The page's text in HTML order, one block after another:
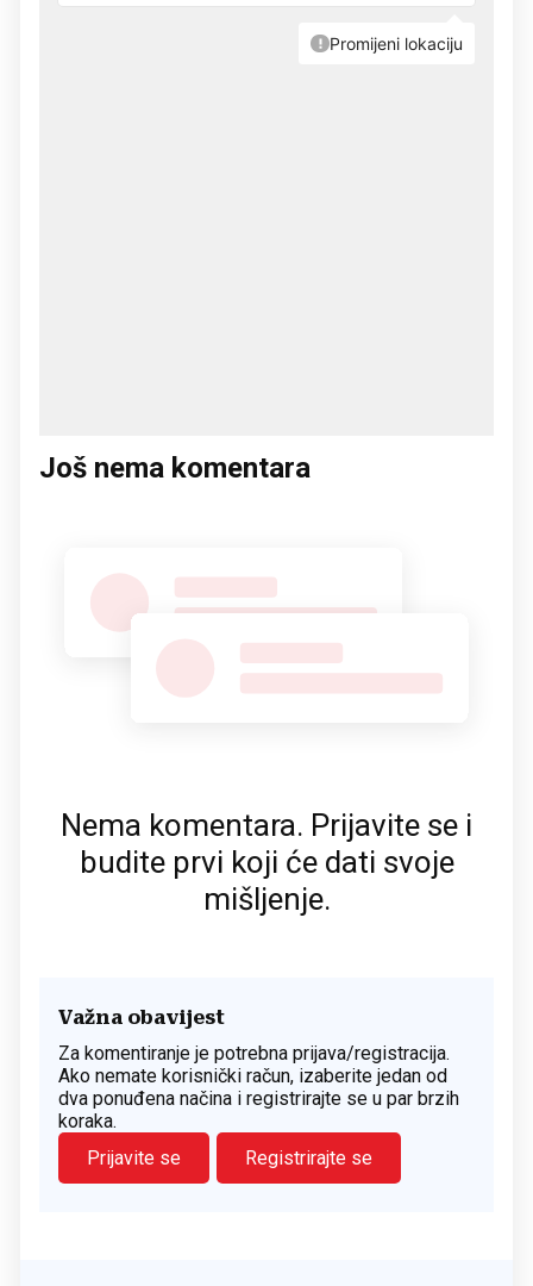
Još nema komentara
Nema komentara. Prijavite se i
budite prvi koji će dati svoje
mišljenje.
Važna obavijest
Za komentiranje je potrebna prijava/registracija.
Ako nemate korisnički račun, izaberite jedan od
dva ponuđena načina i registrirajte se u par brzih
koraka.
Prijavite se
Registrirajte se